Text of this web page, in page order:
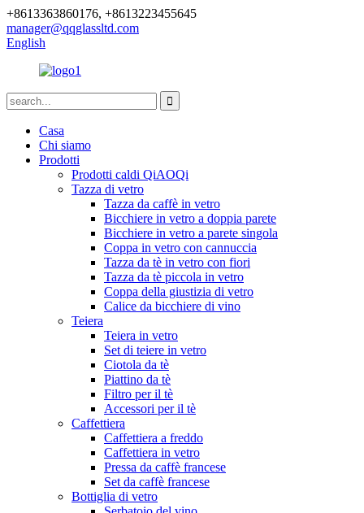
+8613363860176, +8613223455645
manager@qqglassltd.com
English
Casa
Chi siamo
Prodotti
Prodotti caldi QiAOQi
Tazza di vetro
Tazza da caffè in vetro
Bicchiere in vetro a doppia parete
Bicchiere in vetro a parete singola
Coppa in vetro con cannuccia
Tazza da tè in vetro con fiori
Tazza da tè piccola in vetro
Coppa della giustizia di vetro
Calice da bicchiere di vino
Teiera
Teiera in vetro
Set di teiere in vetro
Ciotola da tè
Piattino da tè
Filtro per il tè
Accessori per il tè
Caffettiera
Caffettiera a freddo
Caffettiera in vetro
Pressa da caffè francese
Set da caffè francese
Bottiglia di vetro